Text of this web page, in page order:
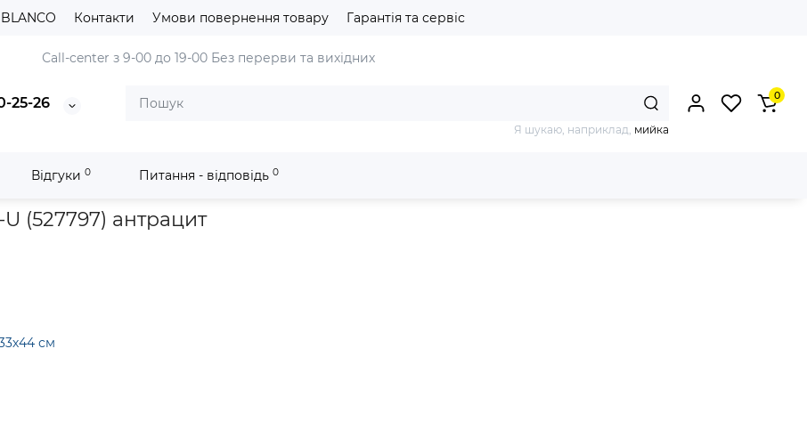
Контакти Умови повернення товару Гарантія та сервіс
Сall-center з 9-00 до 19-00 Без перерви та вихідних
25-26
Я шукаю, наприклад, мийка
0
Відгуки 0 Питання - відповідь 0
Кухонна мийка Blanco SUBLINE 500-U (527797) антрацит
(527797) антрацит
см